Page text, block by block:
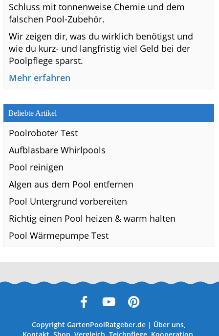
Schluss mit tonnenweise Chemie und dem
falschen Pool-Zubehör.
Wir zeigen dir, was du wirklich benötigst und
wie du kurz- und langfristig viel Geld bei der
Poolpflege sparst.
Mehr erfahren
Beliebte Artikel
Poolroboter Test
Aufblasbare Whirlpools
Pool reinigen
Algen aus dem Pool entfernen
Pool Untergrund vorbereiten
Richtig einen Pool heizen & warm halten
Pool Wärmepumpe Test
Copyright GartenPoolRatgeber.de | Über uns,